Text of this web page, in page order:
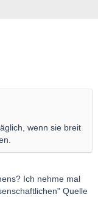
wenn sie breit
Ich nehme mal
Quelle